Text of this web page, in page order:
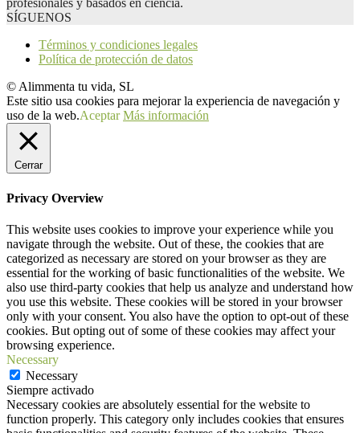
profesionales y basados en ciencia.
SÍGUENOS
Términos y condiciones legales
Política de protección de datos
© Alimmenta tu vida, SL
Este sitio usa cookies para mejorar la experiencia de navegación y
uso de la web.Aceptar Más información
Cerrar
Privacy Overview
This website uses cookies to improve your experience while you
navigate through the website. Out of these, the cookies that are
categorized as necessary are stored on your browser as they are
essential for the working of basic functionalities of the website. We
also use third-party cookies that help us analyze and understand how
you use this website. These cookies will be stored in your browser
only with your consent. You also have the option to opt-out of these
cookies. But opting out of some of these cookies may affect your
browsing experience.
Necessary
Necessary
Siempre activado
Necessary cookies are absolutely essential for the website to
function properly. This category only includes cookies that ensures